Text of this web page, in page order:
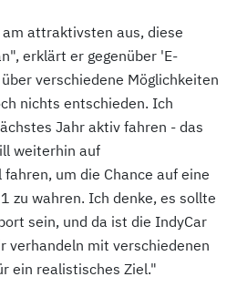
attraktivsten aus, diese
erklärt er gegenüber 'E-
verschiedene Möglichkeiten
nichts entschieden. Ich
Jahr aktiv fahren - das
weiterhin auf
um die Chance auf eine
zu wahren. Ich denke, es sollte
sein, und da ist die IndyCar
verhandeln mit verschiedenen
ein realistisches Ziel."